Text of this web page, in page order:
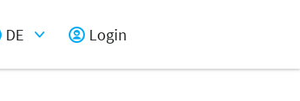
DE
Login